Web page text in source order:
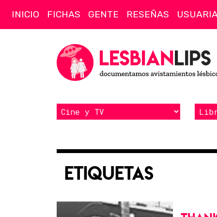
INICIO FICHAS GENTE RESEÑAS
Etiquetas